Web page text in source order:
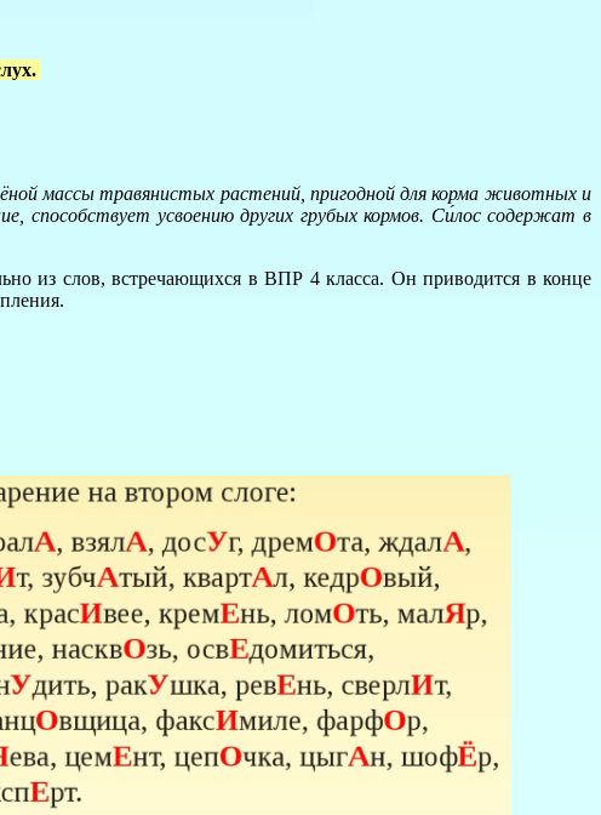
массы травянистых растений, пригодной для корма животных и
способствует усвоению других грубых кормов. Си́лос содержат в
из слов, встречающихся в ВПР 4 класса. Он приводится в конце